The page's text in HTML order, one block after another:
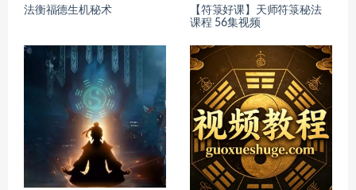
法衡福德生机秘术
【符箓好课】天师符箓秘法
课程 56集视频